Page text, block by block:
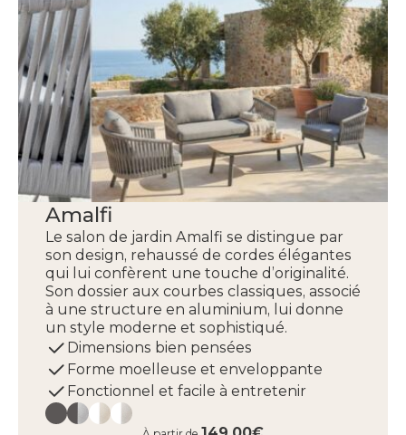
Amalfi
Le salon de jardin Amalfi se distingue par
son design, rehaussé de cordes élégantes
qui lui confèrent une touche d’originalité.
Son dossier aux courbes classiques, associé
à une structure en aluminium, lui donne
un style moderne et sophistiqué.
Dimensions bien pensées
Forme moelleuse et enveloppante
Fonctionnel et facile à entretenir